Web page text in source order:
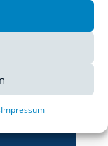
Impressum
zum